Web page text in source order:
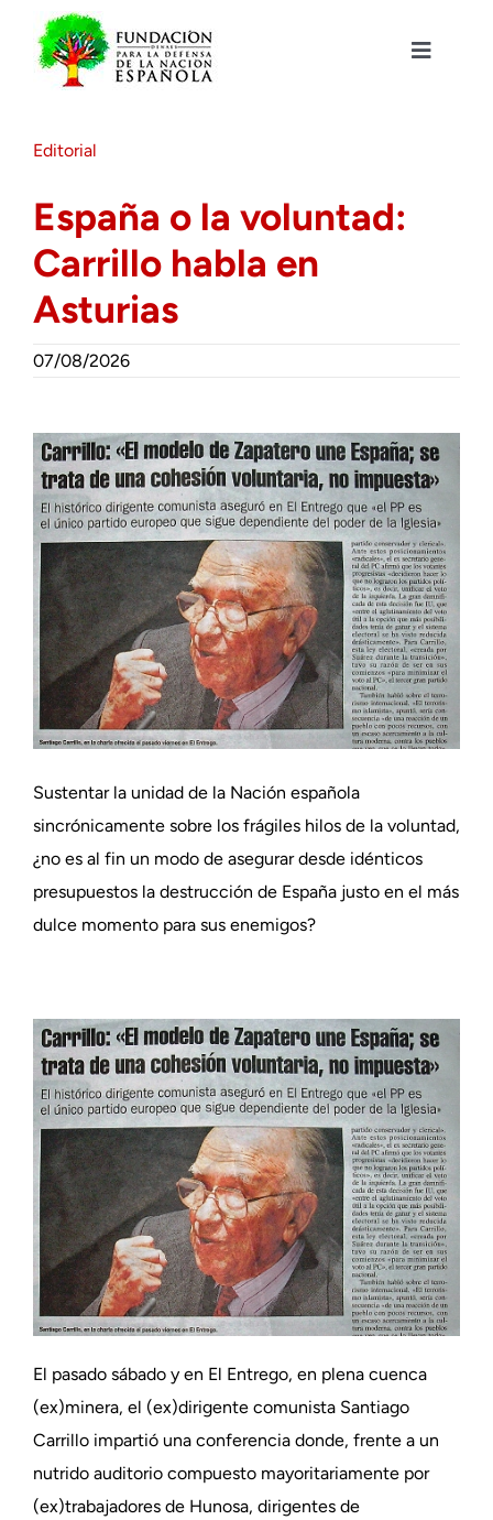
contenido
Toggle
Actualidad
Actividades
Editorial
España o la voluntad:
Carrillo habla en
Asturias
07/08/2026
Sustentar la unidad de la Nación española
sincrónicamente sobre los frágiles hilos de la voluntad,
¿no es al fin un modo de asegurar desde idénticos
presupuestos la destrucción de España justo en el más
dulce momento para sus enemigos?
El pasado sábado y en El Entrego, en plena cuenca
(ex)minera, el (ex)dirigente comunista Santiago
Carrillo impartió una conferencia donde, frente a un
nutrido auditorio compuesto mayoritariamente por
(ex)trabajadores de Hunosa, dirigentes de